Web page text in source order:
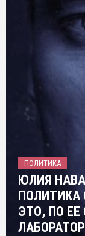
ПОЛИТИКА
ЮЛИЯ
ПОЛИТИКА
ЭТО, ПО